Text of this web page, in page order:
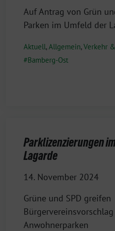
Auf Antrag von Grün
Parken im Umfeld der
Aktuell,Allgemein,Verkehr
Bamberg-Ost
Parklizenzierungen
Lagarde
14. November 2024
Grüne und SPD greifen
Anwohnerparken